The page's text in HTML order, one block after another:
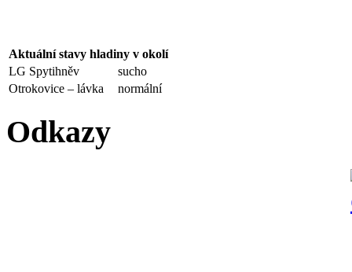
Aktuální stavy hladiny v okolí
LG Spytihněv
sucho
Otrokovice – lávka
normální
Odkazy